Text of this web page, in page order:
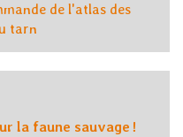
de l'atlas des
tarn
la faune sauvage !